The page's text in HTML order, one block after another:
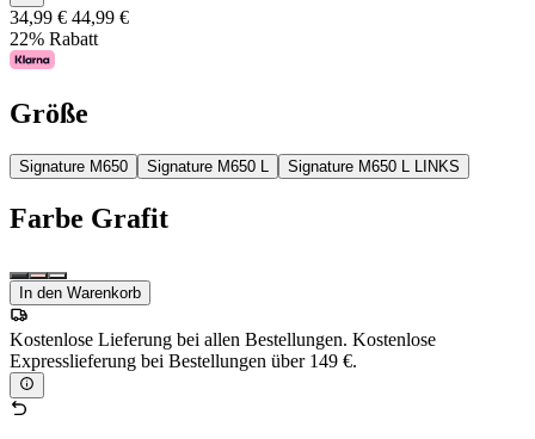
34,99 € 44,99 €
22% Rabatt
Größe
Signature M650 Signature M650 L Signature M650 L LINKS
Farbe Grafit
In den Warenkorb
Kostenlose Lieferung bei allen Bestellungen. Kostenlose
Expresslieferung bei Bestellungen über 149 €.